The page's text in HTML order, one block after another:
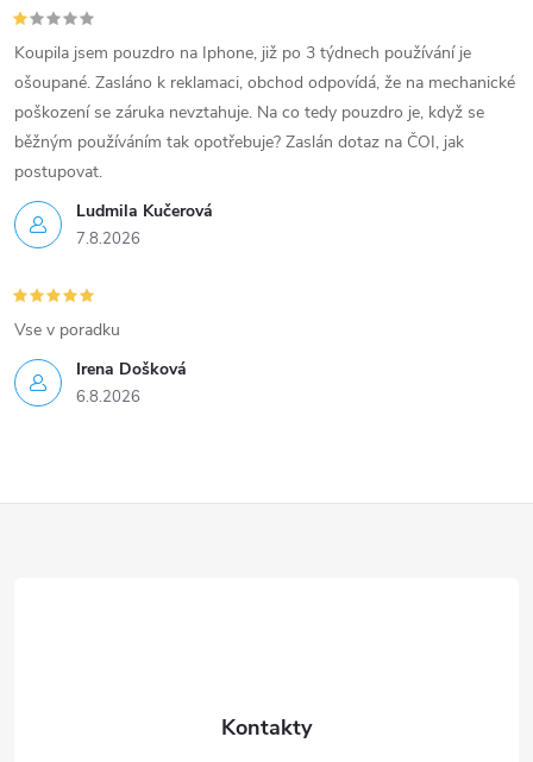
Ludmila Kučerová
7.8.2026
Koupila jsem pouzdro na Iphone, již po 3 týdnech používání je
ošoupané. Zasláno k reklamaci, obchod odpovídá, že na mechanické
poškození se záruka nevztahuje. Na co tedy pouzdro je, když se
běžným používáním tak opotřebuje? Zaslán dotaz na ČOI, jak
postupovat.
Irena Došková
6.8.2026
Vse v poradku